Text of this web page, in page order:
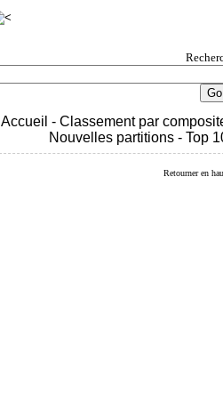
Accueil - Classement par
Nouvelles partitions -Top
Retourner en